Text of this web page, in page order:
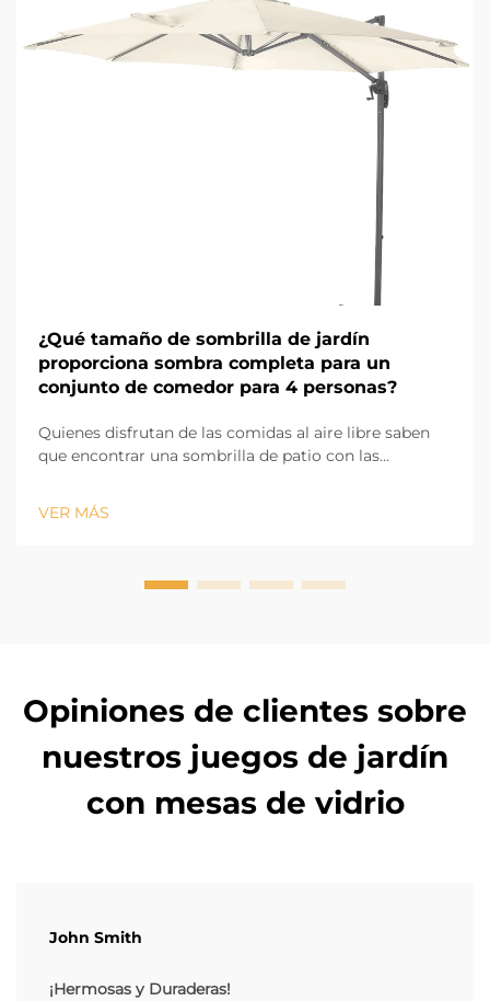
¿Qué tamaño de sombrilla de jardín
proporciona sombra completa para un
conjunto de comedor para 4 personas?
Quienes disfrutan de las comidas al aire libre saben
que encontrar una sombrilla de patio con las
un juego de comedor para 4 personas puede ser un
desafío. Si la sombrilla es demasiado pequeña, partes
VER MÁS
Opiniones de clientes sobre
nuestros juegos de jardín
con mesas de vidrio
John Smith
¡Hermosas y Duraderas!